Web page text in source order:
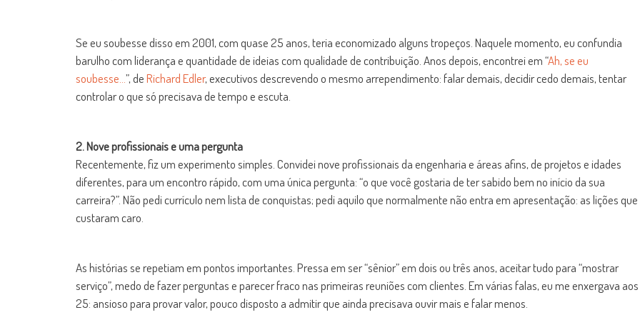
Se eu soubesse disso em 2001, com quase 25 anos, teria economizado alguns tropeços. Naquele momento, eu confundia
barulho com liderança e quantidade de ideias com qualidade de contribuição. Anos depois, encontrei em “Ah, se eu
soubesse…”, deRichard Edler, executivos descrevendo o mesmo arrependimento: falar demais, decidir cedo demais, tentar
controlar o que só precisava de tempo e escuta.
2. Nove profissionais e uma pergunta
Recentemente, fiz um experimento simples. Convidei nove profissionais da engenharia e áreas afins, de projetos e idades
diferentes, para um encontro rápido, com uma única pergunta: “o que você gostaria de ter sabido bem no início da sua
carreira?”. Não pedi currículo nem lista de conquistas; pedi aquilo que normalmente não entra em apresentação: as lições que
custaram caro.
As histórias se repetiam em pontos importantes. Pressa em ser “sênior” em dois ou três anos, aceitar tudo para “mostrar
serviço”, medo de fazer perguntas e parecer fraco nas primeiras reuniões com clientes. Em várias falas, eu me enxergava aos
25: ansioso para provar valor, pouco disposto a admitir que ainda precisava ouvir mais e falar menos.